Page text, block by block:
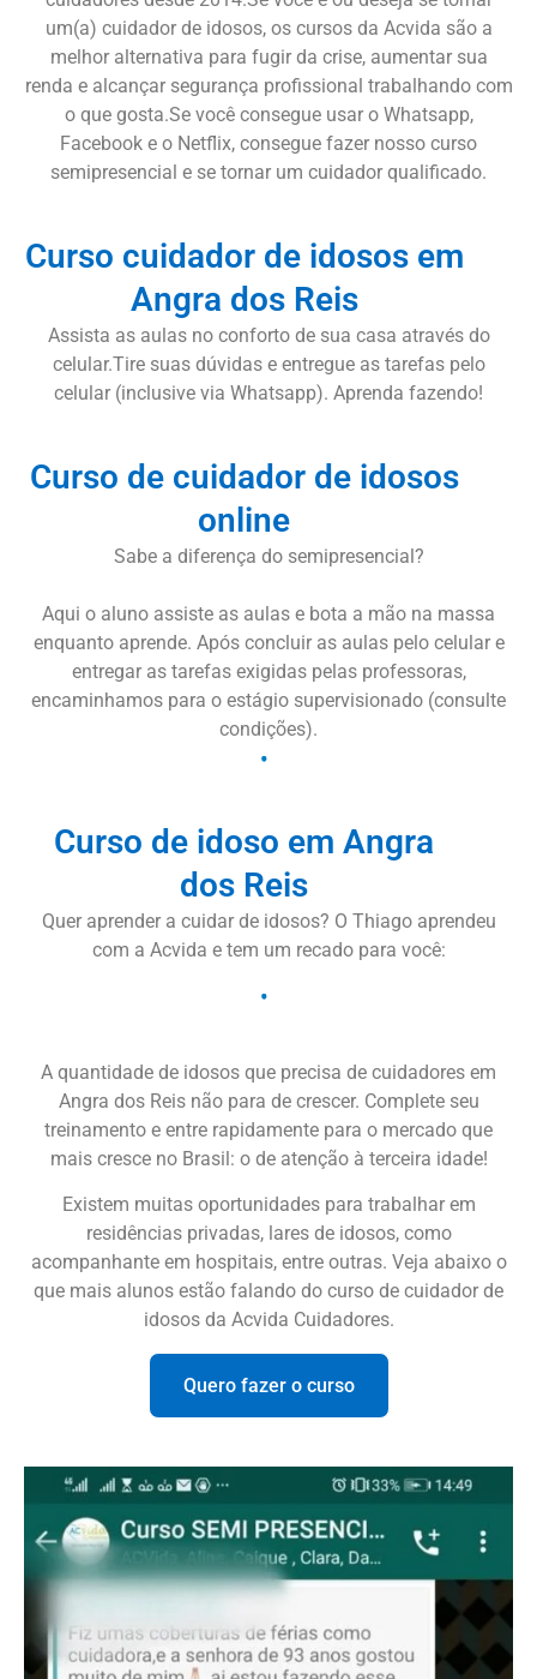
um(a) cuidador de idosos, os cursos da Acvida são a
melhor alternativa para fugir da crise, aumentar sua
renda e alcançar segurança profissional trabalhando com
o que gosta.Se você consegue usar o Whatsapp,
Facebook e o Netflix, consegue fazer nosso curso
semipresencial e se tornar um cuidador qualificado.
Curso cuidador de idosos em
Angra dos Reis
Assista as aulas no conforto de sua casa através do
celular.Tire suas dúvidas e entregue as tarefas pelo
celular (inclusive via Whatsapp). Aprenda fazendo!
Curso de cuidador de idosos
online
Sabe a diferença do semipresencial?
Aqui o aluno assiste as aulas e bota a mão na massa
enquanto aprende. Após concluir as aulas pelo celular e
entregar as tarefas exigidas pelas professoras,
encaminhamos para o estágio supervisionado (consulte
condições).
Curso de idoso em Angra
dos Reis
Quer aprender a cuidar de idosos? O Thiago aprendeu
com a Acvida e tem um recado para você:
A quantidade de idosos que precisa de cuidadores em
Angra dos Reis não para de crescer. Complete seu
treinamento e entre rapidamente para o mercado que
mais cresce no Brasil: o de atenção à terceira idade!
Existem muitas oportunidades para trabalhar em
residências privadas, lares de idosos, como
acompanhante em hospitais, entre outras. Veja abaixo o
que mais alunos estão falando do curso de cuidador de
idosos da Acvida Cuidadores.
Quero fazer o curso